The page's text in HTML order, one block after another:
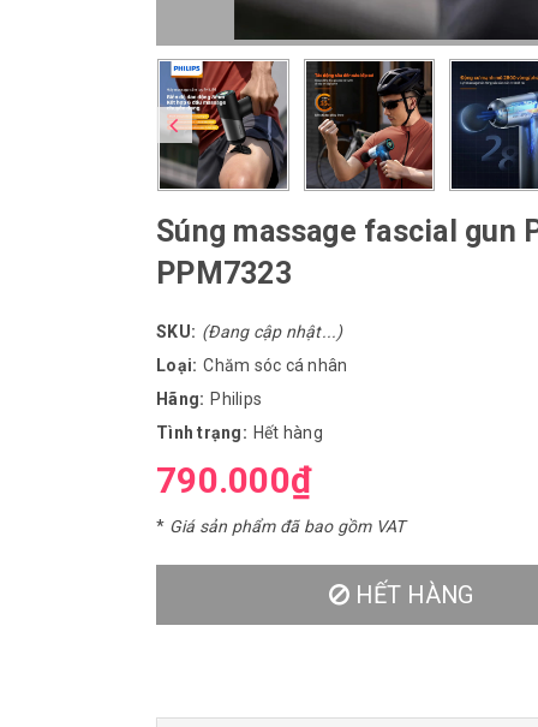
Súng massage fascial gun
PPM7323
SKU: (Đang cập nhật...)
Loại: Chăm sóc cá nhân
Hãng: Philips
Tình trạng: Hết hàng
790.000₫
* Giá sản phẩm đã bao gồm VAT
HẾT HÀNG